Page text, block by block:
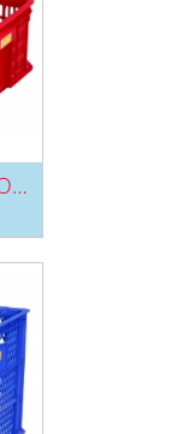
GIỎ ĐỰNG GNO 003, GNO 006